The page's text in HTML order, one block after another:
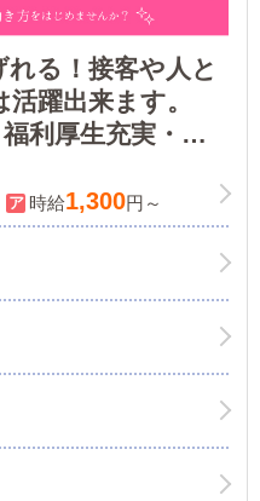
る！接客や人と
躍出来ます。
利厚生充実・手
大4回)あり」一般
！時給1,300円～